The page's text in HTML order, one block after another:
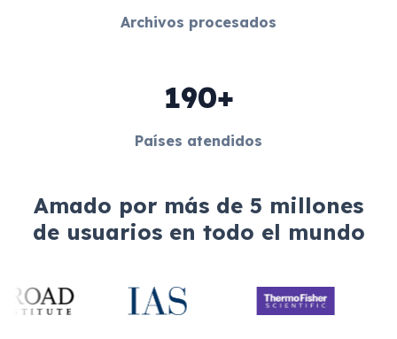
Archivos procesados
190+
Países atendidos
Amado por más de 5 millones
de usuarios en todo el mundo